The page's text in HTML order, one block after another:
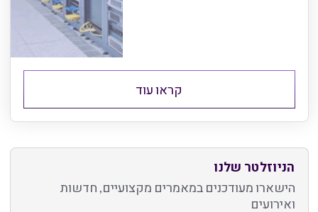
קראו עוד
הניוזלטר שלנו
הישארו מעודכנים במאמרים מקצועיים, חדשות
ואירועים